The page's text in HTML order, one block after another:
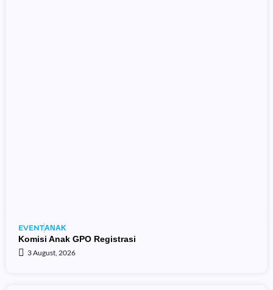
EVENTANAK
Komisi Anak GPO Registrasi
3 August, 2026